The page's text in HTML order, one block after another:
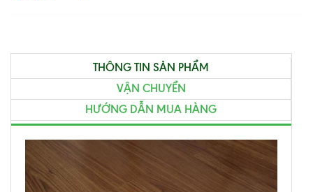
THÔNG TIN SẢN PHẨM
VẬN CHUYỂN
HƯỚNG DẪN MUA HÀNG